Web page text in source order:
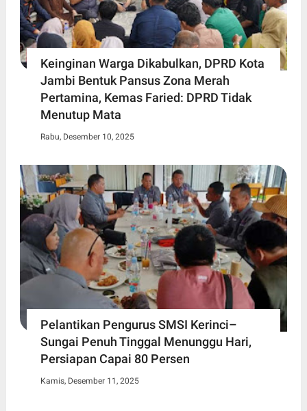
Keinginan Warga Dikabulkan, DPRD Kota
Jambi Bentuk Pansus Zona Merah
Pertamina, Kemas Faried: DPRD Tidak
Menutup Mata
Rabu, Desember 10, 2025
Pelantikan Pengurus SMSI Kerinci–
Sungai Penuh Tinggal Menunggu Hari,
Persiapan Capai 80 Persen
Kamis, Desember 11, 2025